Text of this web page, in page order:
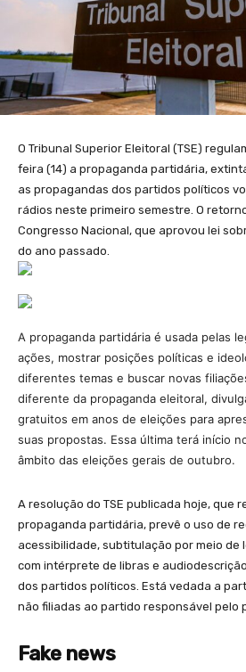
O Tribunal Superior Eleitoral (TSE)
feira (14) a propaganda partidária,
as propagandas dos partidos políticos
rádios neste primeiro semestre. O
Congresso Nacional, que aprovou lei
do ano passado.
A propaganda partidária é usada pelas
ações, mostrar posições políticas e
diferentes temas e buscar novas
diferente da propaganda eleitoral,
gratuitos em anos de eleições para
suas propostas. Essa última terá início
âmbito das eleições gerais de outubro.
A resolução do TSE publicada hoje, que
propaganda partidária, prevê o uso de
acessibilidade, subtitulação por meio de
com intérprete de libras e
dos partidos políticos. Está vedada a
não filiadas ao partido responsável pelo
Fake news